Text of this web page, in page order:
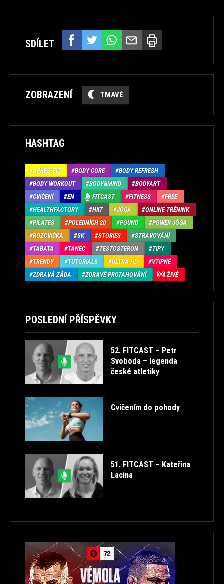
SDÍLET
ZOBRAZENÍ TMAVÉ
HASHTAG
APRÉS-FIT BODY CORE
BODY REFRESH
BODY WORKOUT
BODY&MIND
BODYART
CVIČENÍ
EN FITCAST FITNESS
FREE
HEALTHFACTORY
HIIT JÓGA
ONLINE TRÉNINK
PILATES
POLEDNÍCH 20 POUND
POWER JÓGA
ROZCVIČKA
SK STORIES
STRAVOVÁNÍ
TABATA
TANEC TESTOSTERON
TIPY
TRENDY
TUTORIALS ULTRA HD
VTIPNÉ
ZDRAVÁ ZÁDA
ZDRAVÉ PROTAHOVÁNÍ ŽIVĚ
POSLEDNÍ PŘÍSPĚVKY
52. FITCAST – Petr
Svoboda – legenda
české atletiky
Cvičením do pohody
51. FITCAST – Kateřina
Lacina